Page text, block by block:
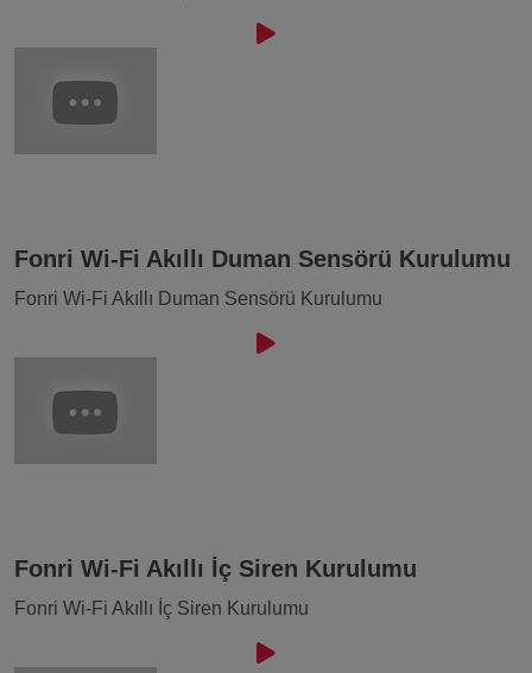
Fonri Wi-Fi Akıllı Duman Sensörü Kurulumu
Fonri Wi-Fi Akıllı Duman Sensörü Kurulumu
Fonri Wi-Fi Akıllı İç Siren Kurulumu
Fonri Wi-Fi Akıllı İç Siren Kurulumu